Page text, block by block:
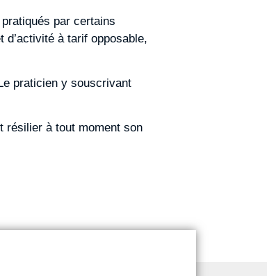
par certains
d’activité à tarif opposable,
praticien y souscrivant
résilier à tout moment son